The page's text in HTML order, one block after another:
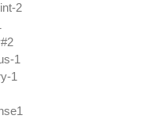
2
1
1